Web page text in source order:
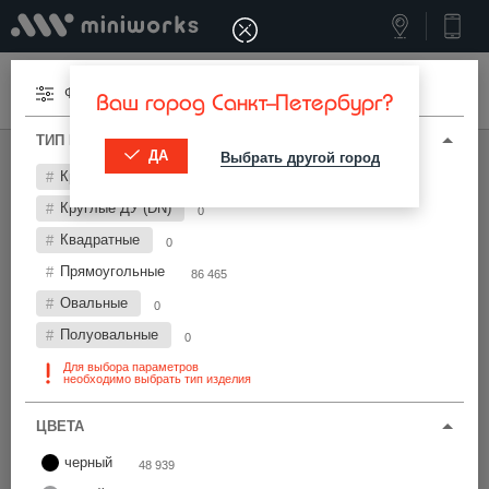
Меню Ваш город Санкт-Петербург?
ДА Выбрать другой город
МИНИВОРКС ПРО /ЗАГЛУШКИ ДЛЯ ТРУБ
Найти
Фильтры
ТИП И ПАРАМЕТРЫ
Круглые
Круглые ДУ (DN) 0
Квадратные 0
Прямоугольные 86 465
Овальные 0
Полуовальные 0
Для выбора параметров
необходимо выбрать тип изделия
ЦВЕТА
черный 48 939